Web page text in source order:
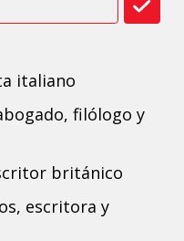
italiano
filólogo y
británico
escritora y